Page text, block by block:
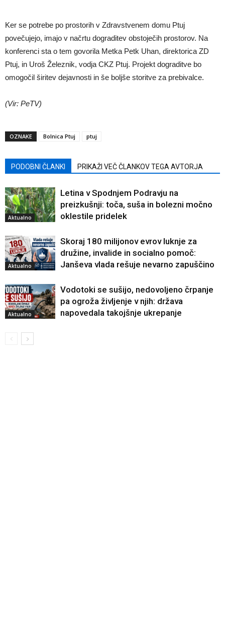
Ker se potrebe po prostorih v Zdravstvenem domu Ptuj
povečujejo, imajo v načrtu dograditev obstoječih prostorov. Na
konferenci sta o tem govorila Metka Petk Uhan, direktorica ZD
Ptuj, in Uroš Železnik, vodja CKZ Ptuj. Projekt dograditve bo
omogočil širitev dejavnosti in še boljše storitve za prebivalce.
(Vir: PeTV)
OZNAKE Bolnica Ptuj ptuj
PODOBNI ČLANKI PRIKAŽI VEČ ČLANKOV TEGA AVTORJA
Aktualno
Letina v Spodnjem Podravju na
preizkušnji: toča, suša in bolezni močno
oklestile pridelek
Aktualno
Skoraj 180 milijonov evrov luknje za
družine, invalide in socialno pomoč:
Janševa vlada rešuje nevarno zapuščino
Aktualno
Vodotoki se sušijo, nedovoljeno črpanje
pa ogroža življenje v njih: država
napovedala takojšnje ukrepanje